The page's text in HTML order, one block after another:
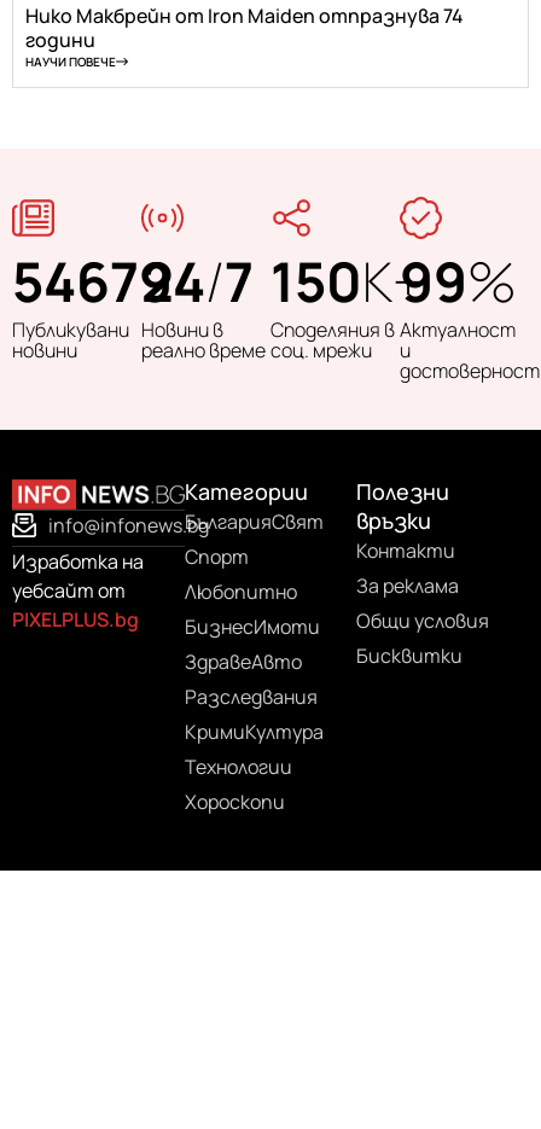
Нико Макбрейн от Iron Maiden отпразнува 74
години
НАУЧИ ПОВЕЧЕ
54679
Публикувани
новини
24/7
Новини в
реално време
150K+
Споделяния в
соц. мрежи
99%
Актуалност
и
достоверност
info@infonews.bg
Изработка на
уебсайт от
PIXELPLUS.bg
Категории
БългарияСвят
Спорт
Любопитно
БизнесИмоти
ЗдравеАвто
Разследвания
КримиКултура
Технологии
Хороскопи
Полезни
връзки
Контакти
За реклама
Общи условия
Бисквитки